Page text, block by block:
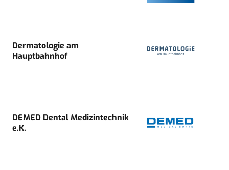
Dermatologie am
Hauptbahnhof
DEMED Dental Medizintechnik
e.K.